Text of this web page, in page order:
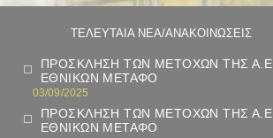
ΤΕΛΕΥΤΑΙΑ ΝΕΑ/ΑΝΑΚΟΙΝΩΣΕΙΣ
ΠΡΟΣΚΛΗΣΗ ΤΩΝ ΜΕΤΟΧΩΝ ΤΗΣ Α.Ε.
ΕΘΝΙΚΩΝ ΜΕΤΑΦΟ
03/09/2025
ΠΡΟΣΚΛΗΣΗ ΤΩΝ ΜΕΤΟΧΩΝ ΤΗΣ Α.Ε.
ΕΘΝΙΚΩΝ ΜΕΤΑΦΟ